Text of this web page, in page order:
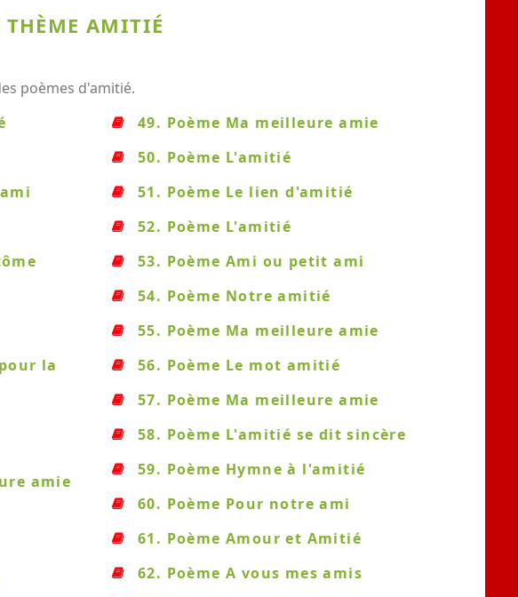
THÈME AMITIÉ
poèmes d'amitié.
la
amie
49. Poème Ma meilleure amie
50. Poème L'amitié
51. Poème Le lien d'amitié
52. Poème L'amitié
53. Poème Ami ou petit ami
54. Poème Notre amitié
55. Poème Ma meilleure amie
56. Poème Le mot amitié
57. Poème Ma meilleure amie
58. Poème L'amitié se dit sincère
59. Poème Hymne à l'amitié
60. Poème Pour notre ami
61. Poème Amour et Amitié
62. Poème A vous mes amis